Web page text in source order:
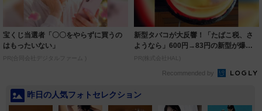
宝くじ当選者「〇〇をやらずに買うの
はもったいない」
PR(合同会社デジタルファーム )
新型タバコが大反響！「たばこ税、さ
ようなら」600円→83円の新型が爆売
れ
PR(株式会社HAL)
Recommended by
昨日の人気フォトセレクション